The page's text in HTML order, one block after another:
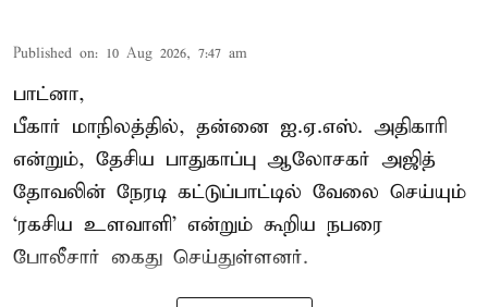
Published on: 10 Aug 2026, 7:47 am
பாட்னா,
பீகார் மாநிலத்தில், தன்னை ஐ.ஏ.எஸ். அதிகாரி
என்றும், தேசிய பாதுகாப்பு ஆலோசகர் அஜித்
தோவலின் நேரடி கட்டுப்பாட்டில் வேலை செய்யும்
‘ரகசிய உளவாளி’ என்றும் கூறிய நபரை
போலீசார் கைது செய்துள்ளனர்.